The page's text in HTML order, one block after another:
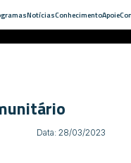
NotíciasConhecimentoApoie
Data: 28/03/2023